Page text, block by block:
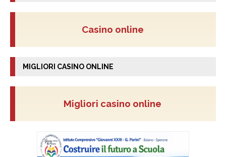
Casino online
MIGLIORI CASINO ONLINE
Migliori casino online